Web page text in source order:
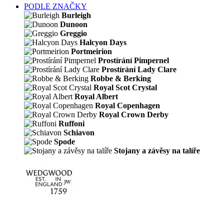
PODLE ZNAČKY
Burleigh
Dunoon
Greggio
Halcyon Days
Portmeirion
Prostírání Pimpernel
Prostírání Lady Clare
Robbe & Berking
Royal Scot Crystal
Royal Albert
Royal Copenhagen
Royal Crown Derby
Ruffoni
Schiavon
Spode
Stojany a závěsy na talíře